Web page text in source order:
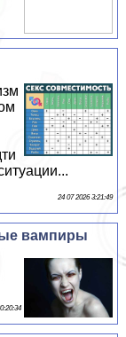
24 07 2026 3:21:49
вампиры